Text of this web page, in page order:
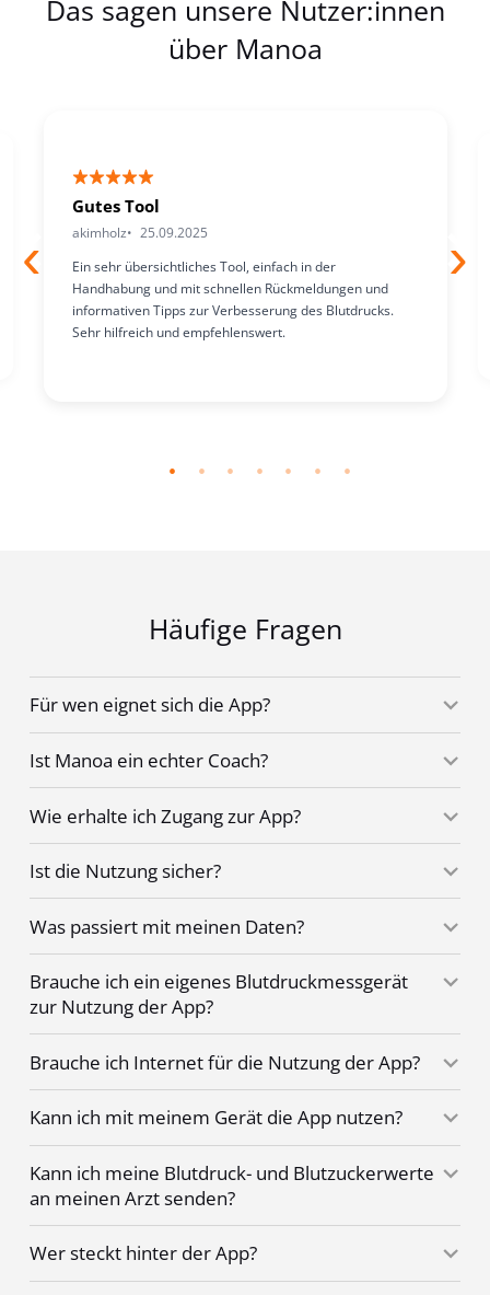
Das sagen unsere Nutzer:innen
über Manoa
Gutes Tool
akimholz 25.09.2025
Ein sehr übersichtliches Tool, einfach in der
Handhabung und mit schnellen Rückmeldungen und
informativen Tipps zur Verbesserung des Blutdrucks.
Sehr hilfreich und empfehlenswert.
Häufige Fragen
Für wen eignet sich die App?
Ist Manoa ein echter Coach?
Wie erhalte ich Zugang zur App?
Ist die Nutzung sicher?
Was passiert mit meinen Daten?
Brauche ich ein eigenes Blutdruckmessgerät
zur Nutzung der App?
Brauche ich Internet für die Nutzung der App?
Kann ich mit meinem Gerät die App nutzen?
Kann ich meine Blutdruck- und Blutzuckerwerte
an meinen Arzt senden?
Wer steckt hinter der App?